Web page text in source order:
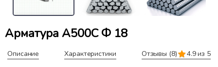
Арматура А500С Ф 18
Описание Характеристики Отзывы (8) 4.9 из 5